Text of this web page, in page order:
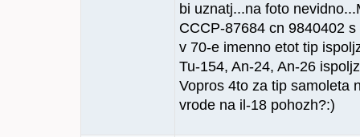
bi uznatj...na foto
СССР-87684 cn 9840402 s
v 70-e imenno etot tip
Tu-154, An-24, An-26
Vopros 4to za tip samoleta
vrode na il-18 pohozh?:)